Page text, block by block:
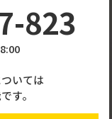
823
いては
す。